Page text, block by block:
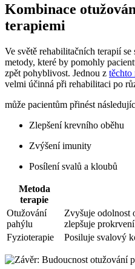
Kombinace
terapiemi
Ve světě rehabilitačních terapií
metody, které by pomohly
zpět pohyblivost. Jednou z těchto
velmi účinná při rehabilitaci po
může pacientům přinést
Zlepšení krevního oběhu
Zvýšení imunity
Posílení svalů a kloubů
Metoda
terapie
Otužování
pahýlu
Zvyšuje odolnost
zlepšuje prokrvení
Fyzioterapie
Posiluje svalový